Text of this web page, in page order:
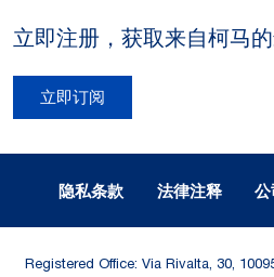
立即注册，获取来自柯马
立即订阅
隐私条款 法律注释 公
Registered Office: Via Rivalta, 30,